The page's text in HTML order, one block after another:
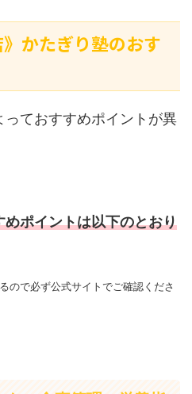
》かたぎり塾のおす
ておすすめポイントが異
ポイントは以下のとおり
ので必ず公式サイトでご確認くださ